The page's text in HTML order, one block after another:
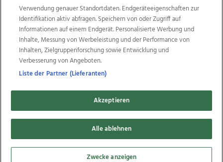
Weitere Angebote des Medienhauses Wimmer
TV1 di-mog-i.at OÖNow
Ischler Woche
Life Radio
OÖNachrichten
OÖN Immobilien
OÖN Karriere
OÖN Reise
Promenaden Galerien
Regionaljobs
wasistlos.at wirtrauern.at
Copyrights © 2026 Tips Zeitungs GmbH & Co KG
developed by
Verwendung genauer Standortdaten. Endgeräteeigenschaften zur
Identifikation aktiv abfragen. Speichern von oder Zugriff auf
Informationen auf einem Endgerät. Personalisierte Werbung und
Inhalte, Messung von Werbeleistung und der Performance von
Inhalten, Zielgruppenforschung sowie Entwicklung und
Verbesserung von Angeboten.
Liste der Partner (Lieferanten)
Akzeptieren
Alle ablehnen
Zwecke anzeigen